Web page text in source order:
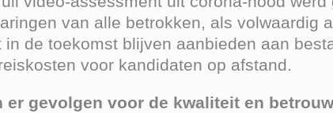
van alle betrokken, als volwaardig
in de toekomst blijven aanbieden aan
voor kandidaten op afstand.
er gevolgen voor de kwaliteit en